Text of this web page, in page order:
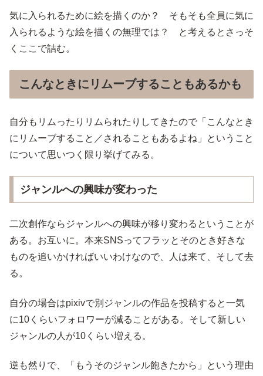
気に入られるために絵を描くのか？ そもそも全員に気に
入られるような絵を描くの無理では？ と考えるとさっそ
くここで詰む。
こんなときにリムーブすることもあるかも
自分もリムったりリムられたりしてきたので「こんなとき
にリムーブすること／されることもあるよね」ということ
について思いつく限り挙げてみる。
ジャンルへの興味が変わった
二次創作ならジャンルへの興味が移り変わるということが
ある。お互いに。本来SNSってフラッとそのとき好きな
ものを追いかければいいわけなので、人は来て、そして去
る。
自分の場合はpixivで別ジャンルの作品を投稿すると一気
に10くらいフォロワーが減ることがある。そして新しい
ジャンルの人が10くらい増える。
逆も然りで、「もうそのジャンル飽きたから」という理由